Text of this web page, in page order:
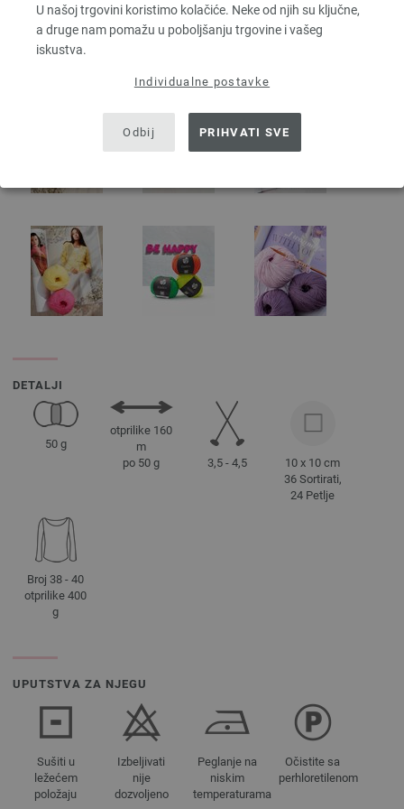
U našoj trgovini koristimo kolačiće. Neke od njih su ključne,
a druge nam pomažu u poboljšanju trgovine i vašeg
iskustva.
Individualne postavke
Odbij PRIHVATI SVE
DETALJI
50 g
otprilike 160
m
po 50 g
3,5 - 4,5
10 x 10 cm
36 Sortirati,
24 Petlje
Broj 38 - 40
otprilike 400
g
UPUTSTVA ZA NJEGU
Sušiti u
ležećem
položaju
Izbeljivati
nije
dozvoljeno
Peglanje na
niskim
temperaturama
Očistite sa
perhloretilenom